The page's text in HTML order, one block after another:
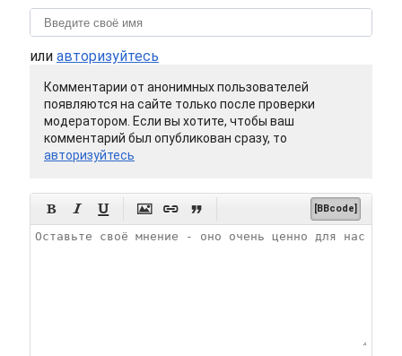
или авторизуйтесь
Комментарии от анонимных пользователей
появляются на сайте только после проверки
модератором. Если вы хотите, чтобы ваш
комментарий был опубликован сразу, то
авторизуйтесь
      [BBcode]